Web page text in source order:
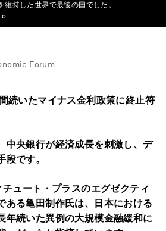
維持した世界で最後の国でした。
Forum
続いたマイナス金利政策に終止符
中央銀行が経済成長を刺激し、デ
です。
ュート・プラスのエグゼクティ
ある亀田制作氏は、日本における
年続いた異例の大規模金融緩和に